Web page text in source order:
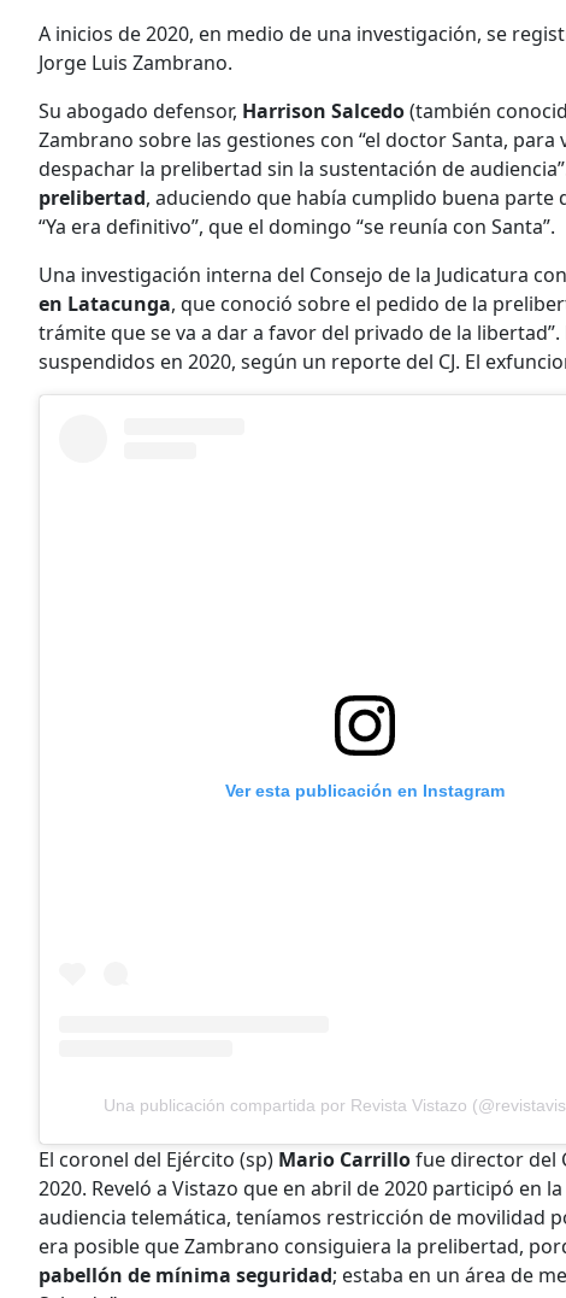
A inicios de 2020, en medio de una investigación, se
Jorge Luis Zambrano.
Su abogado defensor, Harrison Salcedo(también
Zambrano sobre las gestiones con “el doctor Santa,
despachar la prelibertad sin la sustentación de
prelibertad, aduciendo que había cumplido buena parte
“Ya era definitivo”, que el domingo “se reunía con Santa”.
Una investigación interna del Consejo de la Judicatura
en Latacunga, que conoció sobre el pedido de la
trámite que se va a dar a favor del privado de la libertad”.
suspendidos en 2020, según un reporte del CJ. El
Ver esta publicación en Instagram
Una publicación compartida por Revista Vistazo
El coronel del Ejército (sp) Mario Carrillofue director del
2020. Reveló a Vistazo que en abril de 2020 participó en
audiencia telemática, teníamos restricción de movilidad
era posible que Zambrano consiguiera la prelibertad,
pabellón de mínima seguridad; estaba en un área de